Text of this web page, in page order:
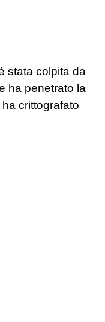
stata colpita da
ha penetrato la
crittografato